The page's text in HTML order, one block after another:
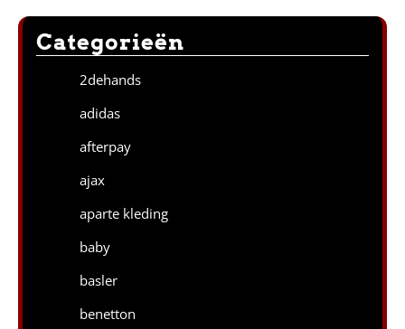
Categorieën
2dehands
adidas
afterpay
ajax
aparte kleding
baby
basler
benetton